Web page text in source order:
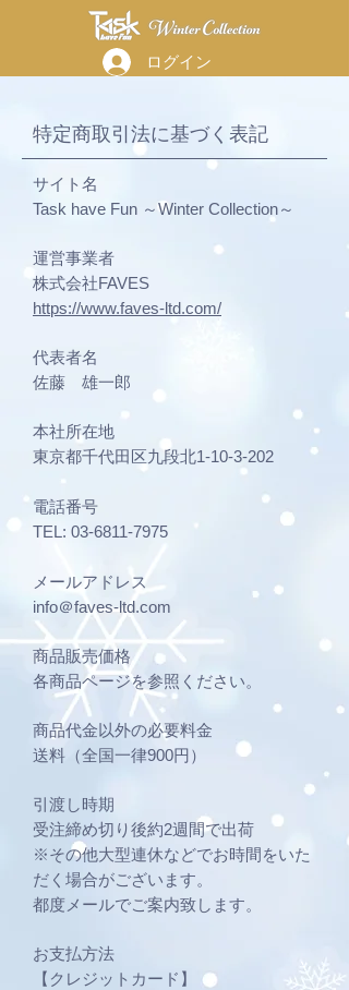
ログイン
特定商取引法に基づく表記
サイト名
Task have Fun ～Winter Collection～
運営事業者
株式会社FAVES
https://www.faves-ltd.com/
代表者名
佐藤 雄一郎
本社所在地
東京都千代田区九段北1-10-3-202
電話番号
TEL: 03-6811-7975
メールアドレス
info＠faves-ltd.com
商品販売価格
各商品ページを参照ください。
商品代金以外の必要料金
送料（全国一律900円）
引渡し時期
受注締め切り後約2週間で出荷
※その他大型連休などでお時間をいた
だく場合がございます。
都度メールでご案内致します。
お支払方法
【クレジットカード】